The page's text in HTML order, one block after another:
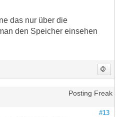
das nur über die
den Speicher einsehen
Posting Freak
#13